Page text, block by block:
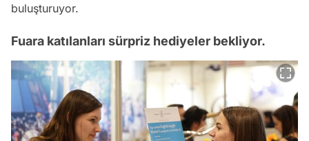
buluşturuyor.
Fuara katılanları sürpriz hediyeler bekliyor.